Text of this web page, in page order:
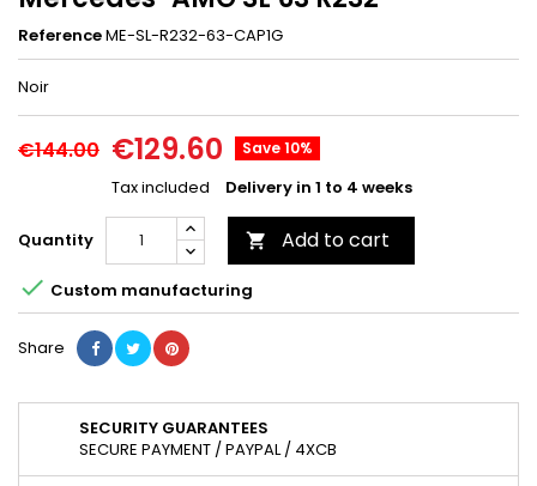
ReferenceME-SL-R232-63-CAP1G
Noir
€144.00 €129.60 Save 10%
Tax included Delivery in 1 to 4 weeks
Quantity  Add to cart
 Custom manufacturing
Share
SECURITY GUARANTEES
SECURE PAYMENT / PAYPAL / 4XCB